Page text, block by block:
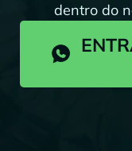
dentro do